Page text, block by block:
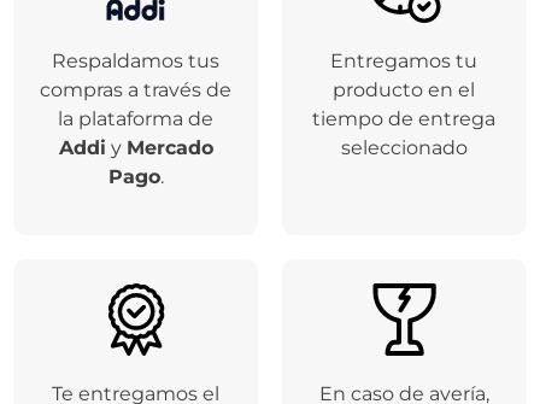
Respaldamos tus
compras a través de
la plataforma de
Addi y Mercado
Pago.
Entregamos tu
producto en el
tiempo de entrega
seleccionado
Te entregamos el
En caso de avería,